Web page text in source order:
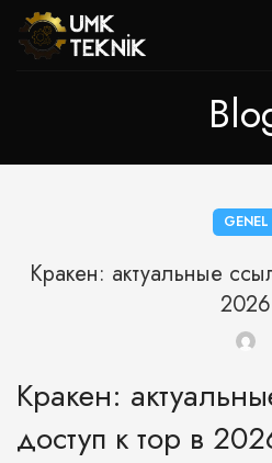
GENEL
Кракен: актуальные
2026
Кракен:
доступ к тор в